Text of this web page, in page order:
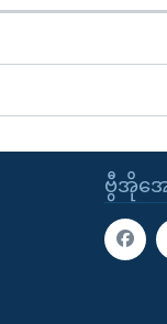
ဗွီအိုအ